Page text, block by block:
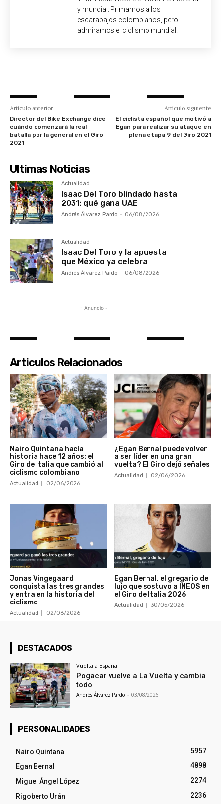
y mundial. Primamos a los
escarabajos colombianos, pero
admiramos el ciclismo mundial.
Artículo anterior
Director del Bike Exchange dice
cuándo comenzará la real
batalla por la general en el Giro
2021
Artículo siguiente
El ciclista español que motivó a
Egan para realizar su ataque en
plena etapa 9 del Giro 2021
Ultimas Noticias
Actualidad
Isaac Del Toro blindado hasta
2031: qué gana UAE
Andrés Álvarez Pardo - 06/08/2026
Actualidad
Isaac Del Toro y la apuesta
que México ya celebra
Andrés Álvarez Pardo - 06/08/2026
- Anuncio -
Articulos Relacionados
Nairo Quintana hacía
historia hace 12 años: el
Giro de Italia que cambió al
ciclismo colombiano
Actualidad 02/06/2026
¿Egan Bernal puede volver
a ser líder en una gran
vuelta? El Giro dejó señales
Actualidad 02/06/2026
Jonas Vingegaard
conquista las tres grandes
y entra en la historia del
ciclismo
Actualidad 02/06/2026
Egan Bernal, el gregario de
lujo que sostuvo a INEOS en
el Giro de Italia 2026
Actualidad 30/05/2026
DESTACADOS
Vuelta a España
Pogacar vuelve a La Vuelta y cambia
todo
Andrés Álvarez Pardo - 03/08/2026
PERSONALIDADES
Nairo Quintana
5957
Egan Bernal
4898
Miguel Ángel López
2274
Rigoberto Urán
2236